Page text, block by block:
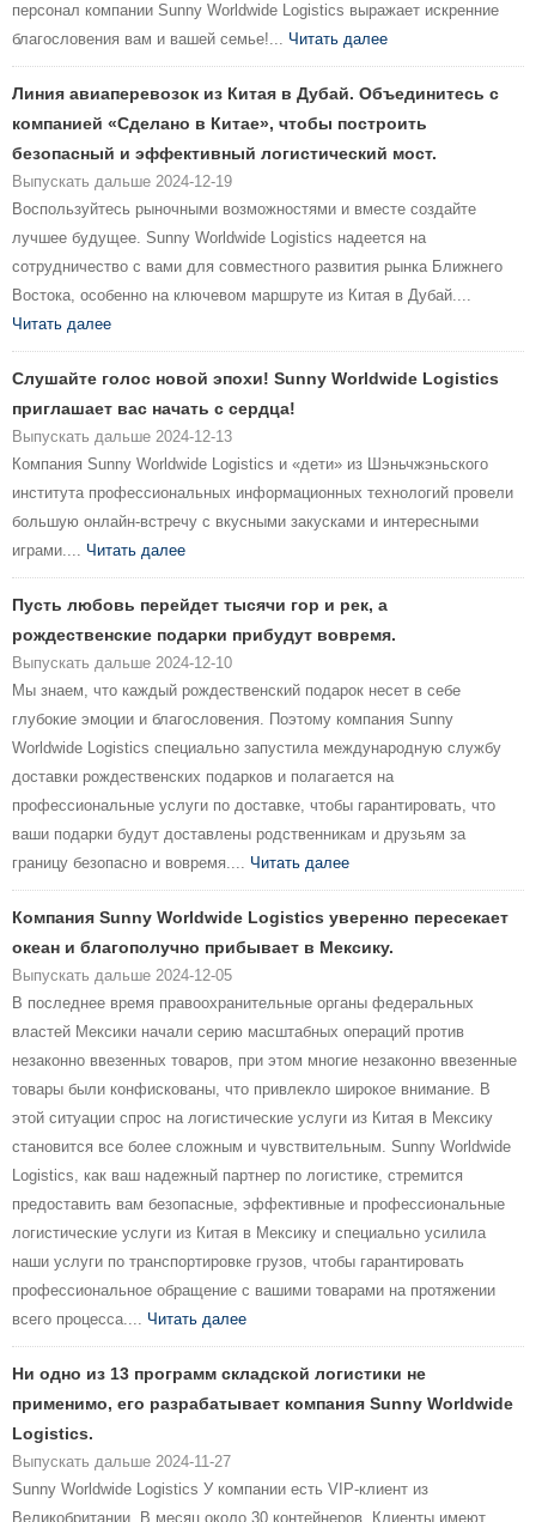
персонал компании Sunny Worldwide Logistics выражает искренние
благословения вам и вашей семье!... Читать далее
Линия авиаперевозок из Китая в Дубай. Объединитесь с
компанией «Сделано в Китае», чтобы построить
безопасный и эффективный логистический мост.
Выпускать дальше 2024-12-19
Воспользуйтесь рыночными возможностями и вместе создайте
лучшее будущее. Sunny Worldwide Logistics надеется на
сотрудничество с вами для совместного развития рынка Ближнего
Востока, особенно на ключевом маршруте из Китая в Дубай....
Читать далее
Слушайте голос новой эпохи! Sunny Worldwide Logistics
приглашает вас начать с сердца!
Выпускать дальше 2024-12-13
Компания Sunny Worldwide Logistics и «дети» из Шэньчжэньского
института профессиональных информационных технологий провели
большую онлайн-встречу с вкусными закусками и интересными
играми.... Читать далее
Пусть любовь перейдет тысячи гор и рек, а
рождественские подарки прибудут вовремя.
Выпускать дальше 2024-12-10
Мы знаем, что каждый рождественский подарок несет в себе
глубокие эмоции и благословения. Поэтому компания Sunny
Worldwide Logistics специально запустила международную службу
доставки рождественских подарков и полагается на
профессиональные услуги по доставке, чтобы гарантировать, что
ваши подарки будут доставлены родственникам и друзьям за
границу безопасно и вовремя.... Читать далее
Компания Sunny Worldwide Logistics уверенно пересекает
океан и благополучно прибывает в Мексику.
Выпускать дальше 2024-12-05
В последнее время правоохранительные органы федеральных
властей Мексики начали серию масштабных операций против
незаконно ввезенных товаров, при этом многие незаконно ввезенные
товары были конфискованы, что привлекло широкое внимание. В
этой ситуации спрос на логистические услуги из Китая в Мексику
становится все более сложным и чувствительным. Sunny Worldwide
Logistics, как ваш надежный партнер по логистике, стремится
предоставить вам безопасные, эффективные и профессиональные
логистические услуги из Китая в Мексику и специально усилила
наши услуги по транспортировке грузов, чтобы гарантировать
профессиональное обращение с вашими товарами на протяжении
всего процесса.... Читать далее
Ни одно из 13 программ складской логистики не
применимо, его разрабатывает компания Sunny Worldwide
Logistics.
Выпускать дальше 2024-11-27
Sunny Worldwide Logistics У компании есть VIP-клиент из
Великобритании. В месяц около 30 контейнеров. Клиенты имеют